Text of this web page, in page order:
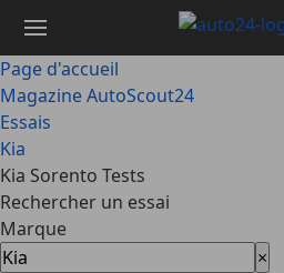
contenu
principal
Page d'accueil
Magazine AutoScout24
Essais
Kia
Kia Sorento Tests
Rechercher un essai
Marque
×